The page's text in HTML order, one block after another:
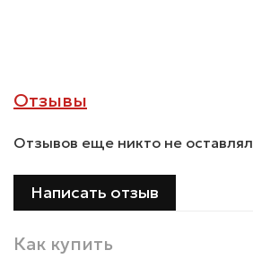
Отзывы
Отзывов еще никто не оставлял
Написать отзыв
Как купить